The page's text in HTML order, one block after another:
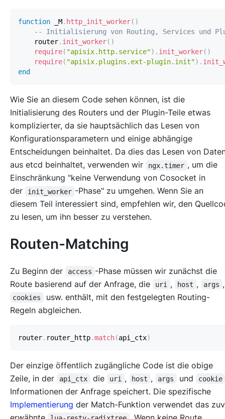
function _M. http_init_worker( )
-- Initialisierung von Routing, Services und
    router
. init_worker( )
require( "apisix.http.service") . init_worker( )
require( "apisix.plugins.ext-plugin.init") .
end
Wie Sie an diesem Code sehen können, ist die
Initialisierung des Routers und der Plugin-Teile etwas
komplizierter, da sie hauptsächlich das Lesen von
Konfigurationsparametern und einige abhängige
Entscheidungen beinhaltet. Da dies das Lesen von
aus etcd beinhaltet, verwenden wir
ngx.timer , um die
Einschränkung "keine Verwendung von Cosocket in
der
init_worker -Phase" zu umgehen. Wenn Sie an
diesem Teil interessiert sind, empfehlen wir, den
zu lesen, um ihn besser zu verstehen.
Routen-Matching
Zu Beginn der access -Phase müssen wir zunächst die
Route basierend auf der Anfrage, die
uri , host , args ,
cookies
usw. enthält, mit den festgelegten Routing-
Regeln abgleichen.
router. router_http.match(api_ctx)
Der einzige öffentlich zugängliche Code ist die obige
Zeile, in der
api_ctx die uri , host , args und cookie
Informationen der Anfrage speichert. Die spezifische
Implementierung der Match-Funktion verwendet das